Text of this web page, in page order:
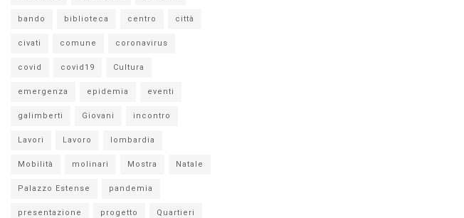
bando biblioteca centro città
civati comune coronavirus
covid covid19 Cultura
emergenza epidemia eventi
galimberti Giovani incontro
Lavori Lavoro lombardia
Mobilità molinari Mostra Natale
Palazzo Estense pandemia
presentazione progetto Quartieri